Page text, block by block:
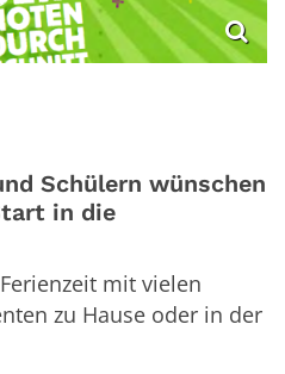
Schülern wünschen
in die
mit vielen
zu Hause oder in der